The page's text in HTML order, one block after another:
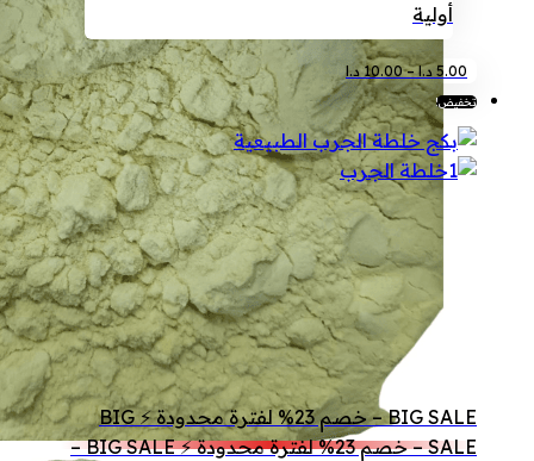
أولية
5.00 د.ا –
10.00 د.انطاق
السعر:
من
خلال
هناك
العديد
من
الأشكال
المختلفة
لهذا
المنتج.
يمكن
اختيار
الخيارات
على
صفحة
المنتج
تخفيض!
BIG SALE – خصم 23% لفترة محدودة ⚡ BIG
SALE – خصم 23% لفترة محدودة ⚡ BIG SALE –